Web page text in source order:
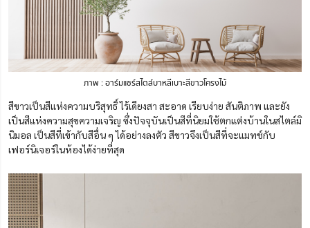
ภาพ : อาร์มแชร์สไตล์บาหลีเบาะสีขาวโครงไม้
สีขาวเป็นสีแห่งความบริสุทธิ์ ไร้เดียงสา สะอาด เรียบง่าย สันติภาพ และยัง
เป็นสีแห่งความสุขความเจริญ ซึ่งปัจจุบันเป็นสีที่นิยมใช้ตกแต่งบ้านในสไตล์มิ
นิมอล เป็นสีที่เข้ากับสีอื่น ๆ ได้อย่างลงตัว สีขาวจึงเป็นสีที่จะแมทช์กับ
เฟอร์นิเจอร์ในห้องได้ง่ายที่สุด